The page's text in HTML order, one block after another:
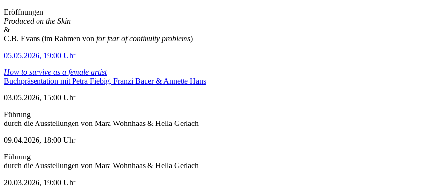
Eröffnungen
Produced on the Skin
&
C.B. Evans (im Rahmen von for fear of continuity problems)
05.05.2026, 19:00 Uhr
How to survive as a female artist
Buchpräsentation mit Petra Fiebig, Franzi Bauer & Annette Hans
03.05.2026, 15:00 Uhr
Führung
durch die Ausstellungen von Mara Wohnhaas & Hella Gerlach
09.04.2026, 18:00 Uhr
Führung
durch die Ausstellungen von Mara Wohnhaas & Hella Gerlach
20.03.2026, 19:00 Uhr